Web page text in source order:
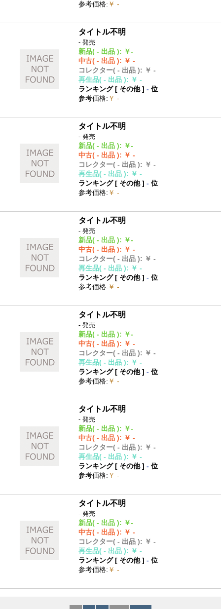
参考価格: ￥ -
タイトル不明
- 発売
新品( - 出品 ): ￥-
中古( - 出品 ): ￥ -
コレクター( - 出品 ): ￥ -
再生品( - 出品 ): ￥ -
ランキング [ その他]- 位
参考価格: ￥ -
タイトル不明
- 発売
新品( - 出品 ): ￥-
中古( - 出品 ): ￥ -
コレクター( - 出品 ): ￥ -
再生品( - 出品 ): ￥ -
ランキング [ その他]- 位
参考価格: ￥ -
タイトル不明
- 発売
新品( - 出品 ): ￥-
中古( - 出品 ): ￥ -
コレクター( - 出品 ): ￥ -
再生品( - 出品 ): ￥ -
ランキング [ その他]- 位
参考価格: ￥ -
タイトル不明
- 発売
新品( - 出品 ): ￥-
中古( - 出品 ): ￥ -
コレクター( - 出品 ): ￥ -
再生品( - 出品 ): ￥ -
ランキング [ その他]- 位
参考価格: ￥ -
タイトル不明
- 発売
新品( - 出品 ): ￥-
中古( - 出品 ): ￥ -
コレクター( - 出品 ): ￥ -
再生品( - 出品 ): ￥ -
ランキング [ その他]- 位
参考価格: ￥ -
タイトル不明
- 発売
新品( - 出品 ): ￥-
中古( - 出品 ): ￥ -
コレクター( - 出品 ): ￥ -
再生品( - 出品 ): ￥ -
ランキング [ その他]- 位
参考価格: ￥ -